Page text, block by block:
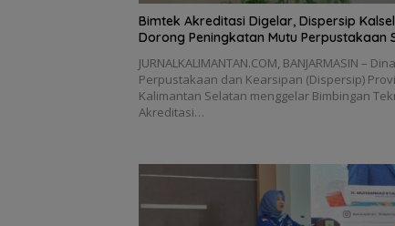
Bimtek Akreditasi Digelar, Dispersip Kalsel
Dorong Peningkatan Mutu Perpustakaan
JURNALKALIMANTAN.COM, BANJARMASIN –
Perpustakaan dan Kearsipan (Dispersip)
Kalimantan Selatan menggelar Bimbingan
Akreditasi…